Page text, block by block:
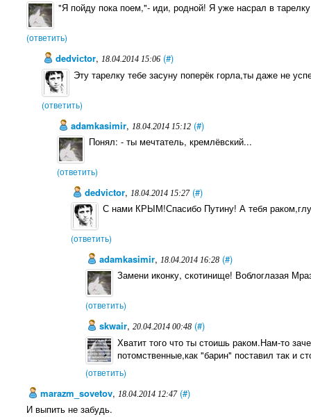
"Я пойду пока поем,"- иди, родной! Я уже насрал в
(ответить)
dedviсtor,18.04.2014 15:06 (#)
Эту тарелку тебе засуну поперёк горла,ты даже не
(ответить)
adamkasimir, 18.04.2014 15:12 (#)
Понял: - ты мечтатель, кремлёвский...
(ответить)
dedviсtor,18.04.2014 15:27 (#)
С нами КРЫМ!Спасибо Путину! А тебя
(ответить)
adamkasimir, 18.04.2014 16:28 (#)
Замени иконку, скотинище! Воблоглазая
(ответить)
skwair, 20.04.2014 00:48 (#)
Хватит того что ты стоишь раком.Нам-то
потомственные,как "барин" поставил так и
(ответить)
marazm_sovetov, 18.04.2014 12:47 (#)
И выпить не забудь.